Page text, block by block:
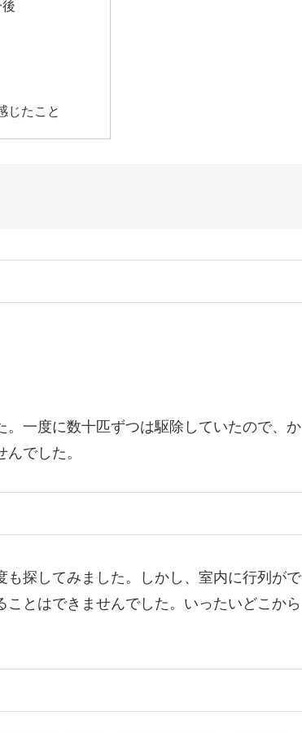
じたこと
一度に数十匹ずつは駆除していたので、か
でした。
探してみました。しかし、室内に行列がで
とはできませんでした。いったいどこから